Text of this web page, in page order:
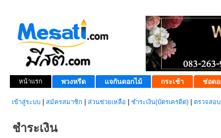
หน้าแรก พวงหรีด แจกันดอกไม้ กระเช้า ช่อดอ
เข้าสู่ระบบ สมัครสมาชิก ส่วนช่วยเหลือ ชำระเงิน(บัตรเครดิต) ตรวจสอ
ชำระเงิน